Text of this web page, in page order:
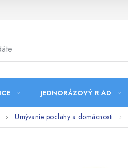
JEDNORÁZOVÝ RIAD
Umývanie podlahy a domácnosti